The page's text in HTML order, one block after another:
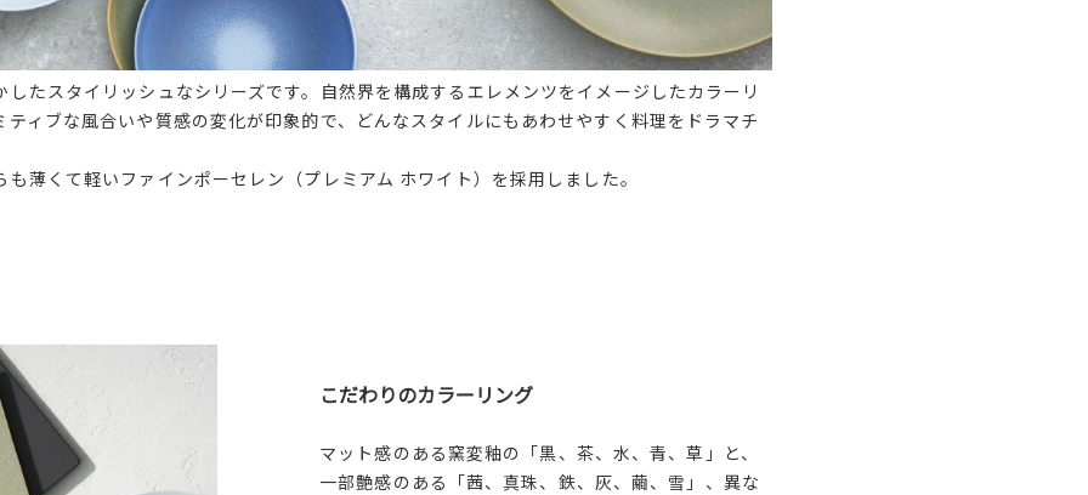
たスタイリッシュなシリーズです。自然界を構成するエレメンツをイメージしたカラーリ
ィブな風合いや質感の変化が印象的で、どんなスタイルにもあわせやすく料理をドラマチ
薄くて軽いファインポーセレン（プレミアム ホワイト）を採用しました。
こだわりのカラーリング
マット感のある窯変釉の「黒、茶、水、青、草」と、
一部艶感のある「茜、真珠、鉄、灰、繭、雪」、異な